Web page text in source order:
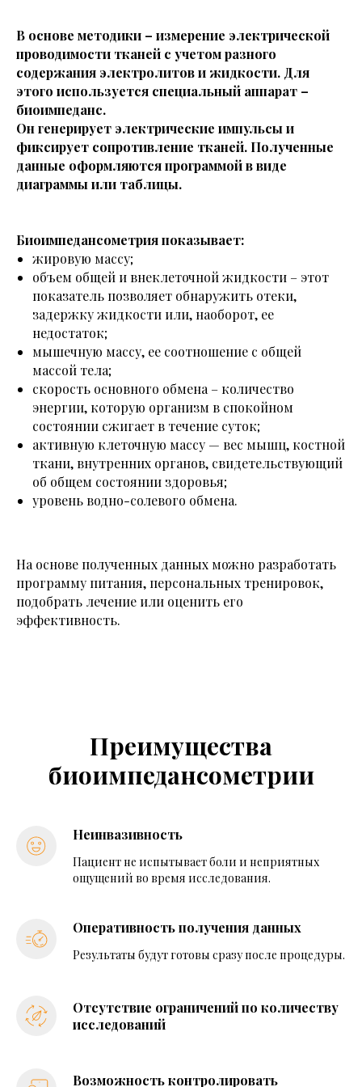
В основе методики – измерение электрической
проводимости тканей с учетом разного
содержания электролитов и жидкости. Для
этого используется специальный аппарат –
биоимпеданс.
Он генерирует электрические импульсы и
фиксирует сопротивление тканей. Полученные
данные оформляются программой в виде
диаграммы или таблицы.
Биоимпедансометрия показывает:
жировую массу;
объем общей и внеклеточной жидкости – этот
показатель позволяет обнаружить отеки,
задержку жидкости или, наоборот, ее
недостаток;
мышечную массу, ее соотношение с общей
массой тела;
скорость основного обмена – количество
энергии, которую организм в спокойном
состоянии сжигает в течение суток;
активную клеточную массу — вес мышц, костной
ткани, внутренних органов, свидетельствующий
об общем состоянии здоровья;
уровень водно-солевого обмена.
На основе полученных данных можно разработать
программу питания, персональных тренировок,
подобрать лечение или оценить его
эффективность.
Преимущества
биоимпедансометрии
Неинвазивность
Пациент не испытывает боли и неприятных
ощущений во время исследования.
Оперативность получения данных
Результаты будут готовы сразу после процедуры.
Отсутствие ограничений по количеству
исследований
Возможность контролировать